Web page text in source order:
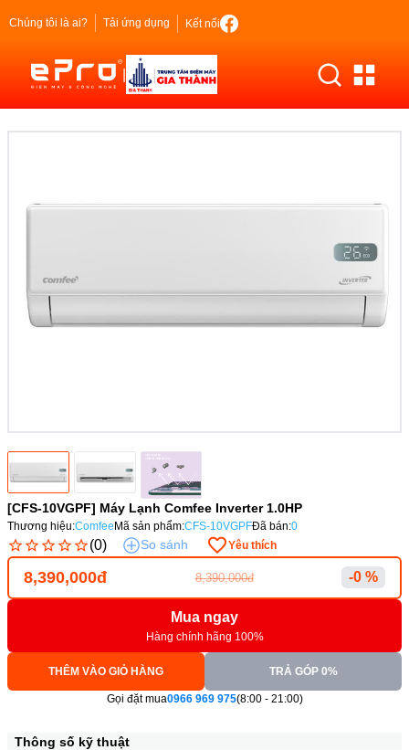
Chúng tôi là ai? Tải ứng dụng Kết nối
[CFS-10VGPF] Máy Lạnh Comfee Inverter 1.0HP
Thương hiệu:Comfee Mã sản phẩm:CFS-10VGPFĐã bán:0
(0) So sánh Yêu thích
8,390,000đ 8,390,000đ -0 %
Mua ngay
Hàng chính hãng 100%
THÊM VÀO GIỎ HÀNG TRẢ GÓP 0%
Gọi đặt mua0966 969 975(8:00 - 21:00)
Thông số kỹ thuật